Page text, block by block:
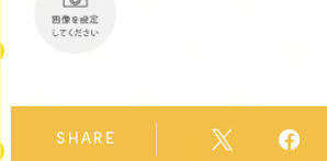
SHARE